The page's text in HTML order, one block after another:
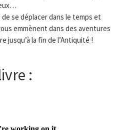
se déplacer dans le temps et
emmènent dans des aventures
jusqu’à la fin de l’Antiquité !
: